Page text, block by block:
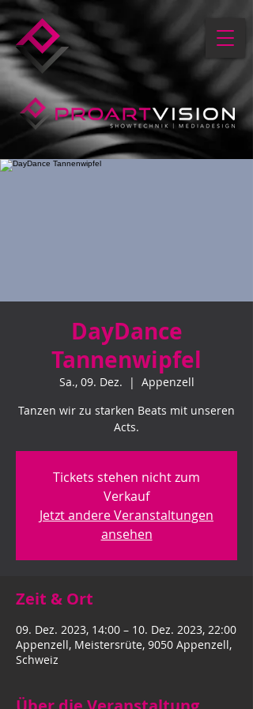
DayDance
Tannenwipfel
Sa., 09. Dez.
  |
Appenzell
Tanzen wir zu starken Beats mit unseren
Acts.
Tickets stehen nicht zum
Verkauf
Jetzt andere Veranstaltungen
ansehen
Zeit & Ort
09. Dez. 2023, 14:00 – 10. Dez. 2023, 22:00
Appenzell, Meistersrüte, 9050 Appenzell,
Schweiz